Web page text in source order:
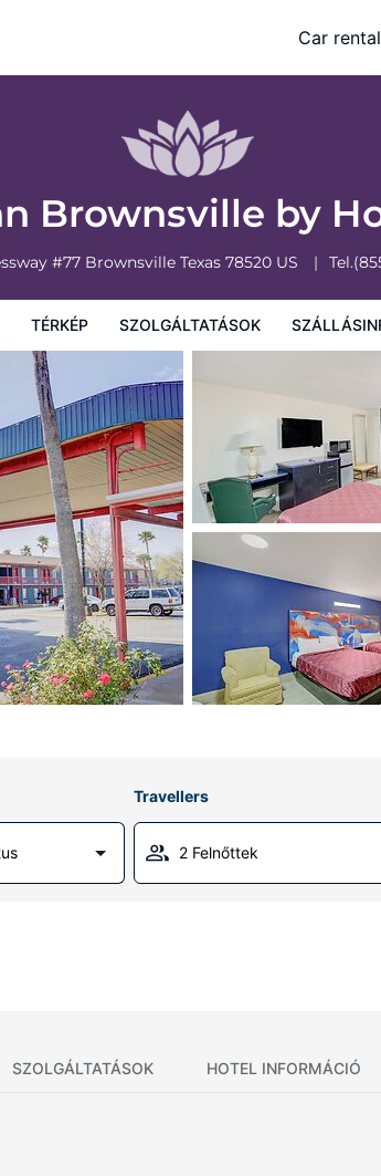
Car
Brownsville by
#77 Brownsville Texas 78520 US Tel.
TÉRKÉP SZOLGÁLTATÁSOK
A szálláshely szabályzata
Travellers
2 Felnőttek
SZOLGÁLTATÁSOK HOTEL INFORMÁCIÓ